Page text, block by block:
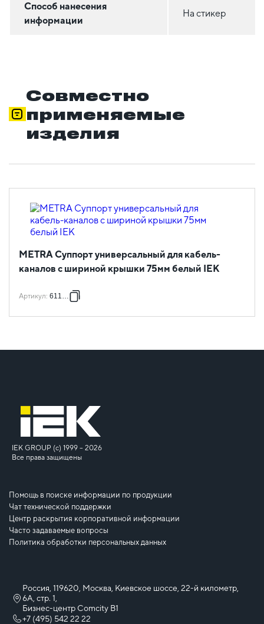
Способ нанесения
информации
На стикер
Совместно
применяемые
изделия
METRA Суппорт универсальный для кабель-
каналов с шириной крышки 75мм белый IEK
Артикул: 611788
IEK GROUP (c) 1999 – 2026
Все права защищены
Помощь в поиске информации по продукции
Чат технической поддержки
Центр раскрытия корпоративной информации
Часто задаваемые вопросы
Политика обработки персональных данных
Россия, 119620, Москва, Киевское шоссе, 22-й километр,
6А, стр. 1,
Бизнес-центр Comcity B1
+7 (495) 542 22 22